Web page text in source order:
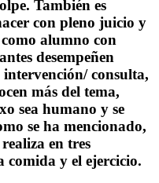
También es
con pleno juicio y
alumno con
desempeñen
consulta,
más del tema,
sea humano y se
se ha mencionado,
en tres
comida y el ejercicio.